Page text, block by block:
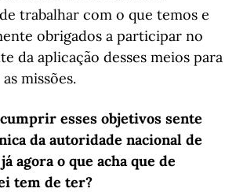
trabalhar com o que temos e
obrigados a participar no
da aplicação desses meios para
missões.
esses objetivos sente
da autoridade nacional de
agora o que acha que de
tem de ter?